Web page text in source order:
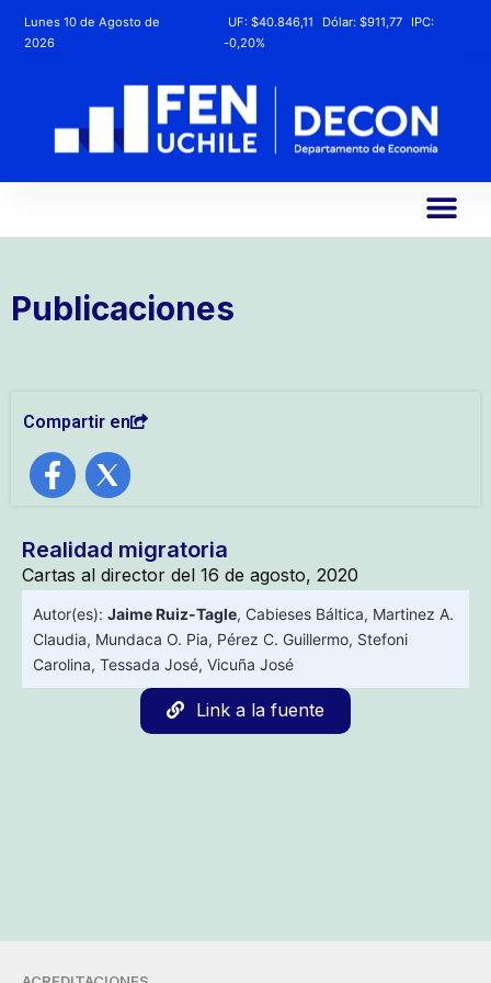
Lunes 10 de Agosto de
2026
UF: $40.846,11 Dólar: $911,77
IPC:
-0,20%
Publicaciones
Compartir en
Realidad migratoria
Cartas al director del 16 de agosto, 2020
Autor(es): Jaime Ruiz-Tagle, Cabieses Báltica, Martinez A.
Claudia, Mundaca O. Pia, Pérez C. Guillermo, Stefoni
Carolina, Tessada José, Vicuña José
Link a la fuente